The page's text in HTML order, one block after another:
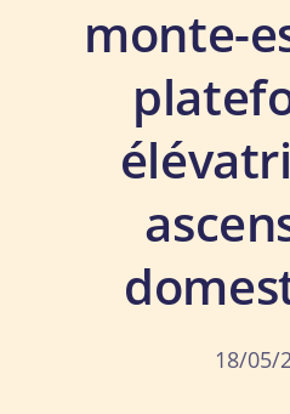
monte-
18/05/